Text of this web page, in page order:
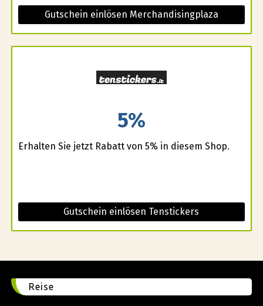
Gutschein einlösen Merchandisingplaza
5%
Erhalten Sie jetzt Rabatt von 5% in diesem Shop.
Gutschein einlösen Tenstickers
Reise